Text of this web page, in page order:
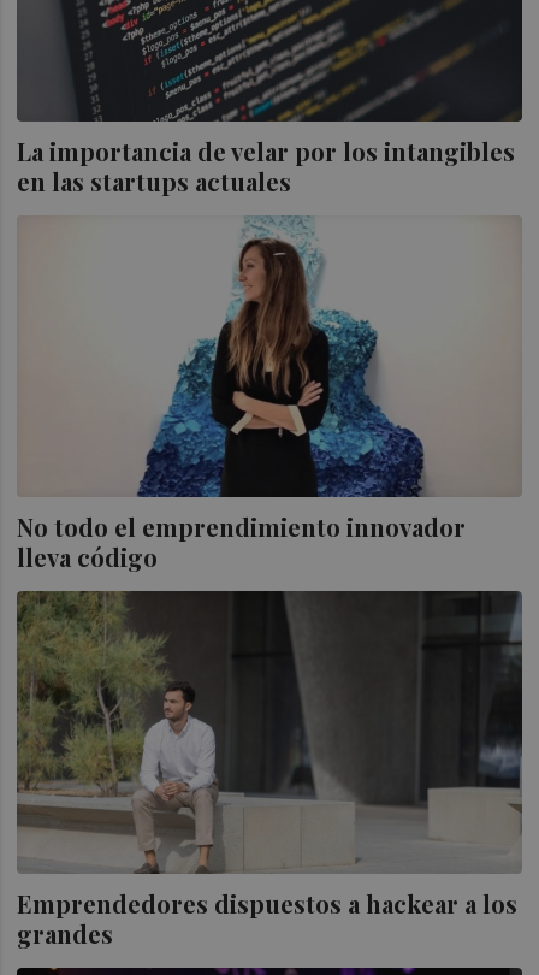
La importancia de velar por los intangibles
en las startups actuales
No todo el emprendimiento innovador
lleva código
Emprendedores dispuestos a hackear a los
grandes